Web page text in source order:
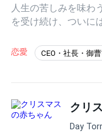
人生の苦しみを味わ
を受け続け、ついに
が実は生き延びてい
夫フレドリックへの
恋愛 CEO・社長・御曹
クリ
Day